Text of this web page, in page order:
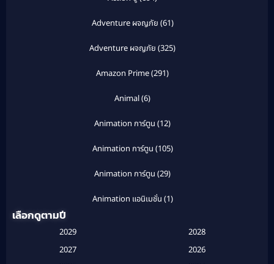
Adventure ผจญภัย (61)
Adventure ผจญภัย (325)
Amazon Prime(291)
Animal(6)
Animation การ์ตูน (12)
Animation การ์ตูน (105)
Animation การ์ตูน (29)
Animation แอนิเมชั่น (1)
เลือกดูตามปี
2029
2028
2027
2026